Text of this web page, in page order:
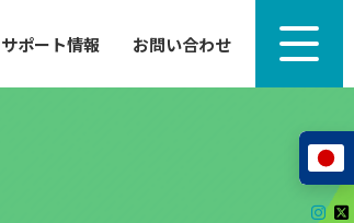
サポート情報 お問い合わせ
ンタルから工具の貸し出し、修理、休
まで、実際に現地で役立つサポート情報